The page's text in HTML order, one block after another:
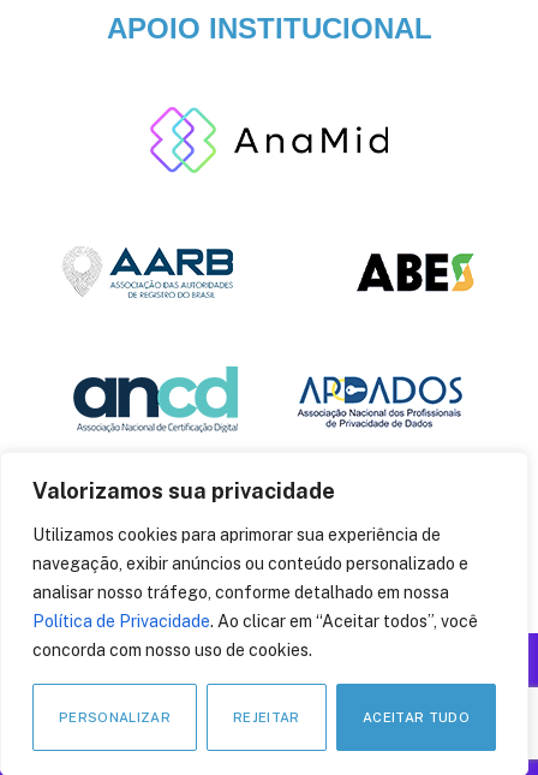
Valorizamos sua privacidade
Utilizamos cookies para aprimorar sua experiência de
navegação, exibir anúncios ou conteúdo personalizado e
analisar nosso tráfego, conforme detalhado em nossa
Política de Privacidade. Ao clicar em “Aceitar todos”, você
concorda com nosso uso de cookies.
PERSONALIZAR REJEITAR ACEITAR TUDO
APOIO INSTITUCIONAL
© 2014CryptoID. Todos os direitos reservados.
LinkedIn
Facebook
Instagram
X